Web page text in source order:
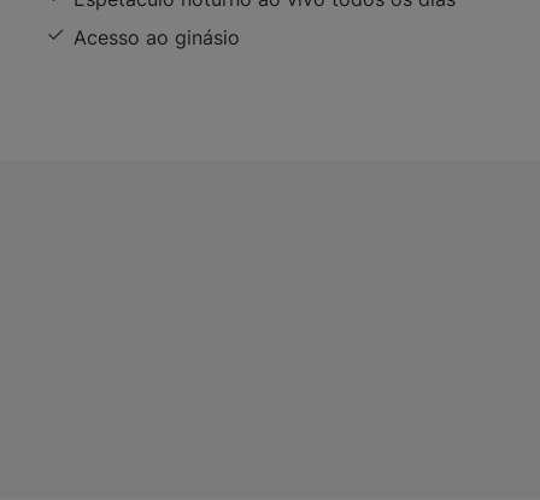
Acesso ao ginásio